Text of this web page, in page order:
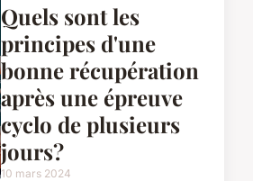
Quels sont les
principes d'une
bonne récupération
après une épreuve
cyclo de plusieurs
jours?
10 mars 2024